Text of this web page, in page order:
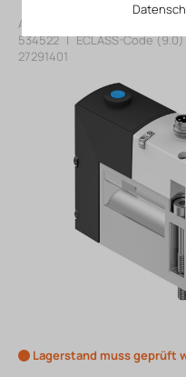
Artikelnummer: 12534522
534522 | ECLASS-Code (9.0)
27291401
Lagerstand muss geprüft